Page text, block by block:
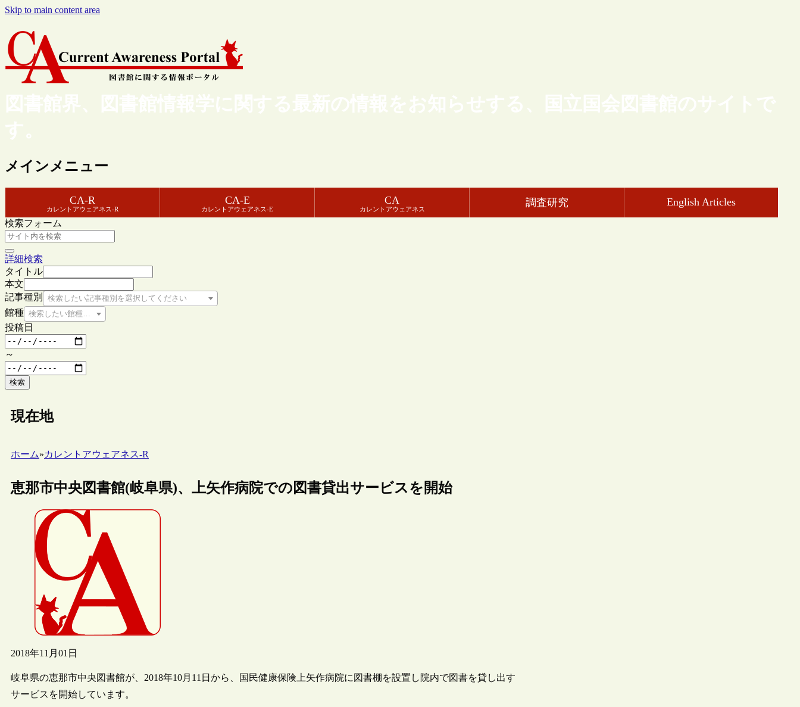
Skip to main content area
図書館界、図書館情報学に関する最新の情報をお知らせする、国立国会図書館のサイトで
す。
メインメニュー
CA-R
カレントアウェアネス-R
CA-E
カレントアウェアネス-E
CA
カレントアウェアネス
調査研究 English Articles
検索フォーム
詳細検索
タイトル
本文
記事種別
検索したい記事種別を選択してください
館種 検索したい館種を選択してください
投稿日
～
検索
現在地
ホーム»カレントアウェアネス-R
恵那市中央図書館(岐阜県)、上矢作病院での図書貸出サービスを開始
2018年11月01日
岐阜県の恵那市中央図書館が、2018年10月11日から、国民健康保険上矢作病院に図書棚を設置し院内で図書を貸し出す
サービスを開始しています。